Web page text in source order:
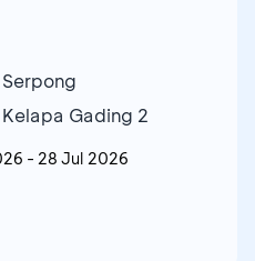
Gading 2
- 28 Jul 2026